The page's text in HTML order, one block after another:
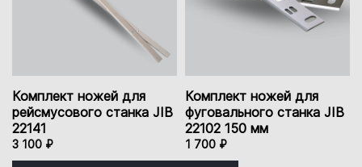
Комплект ножей для
рейсмусового станка JIB
22141
3 100 ₽
Комплект ножей для
фуговального станка JIB
22102 150 мм
1 700 ₽